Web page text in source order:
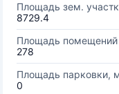
Площадь зем.
8729.4
Площадь
278
Площадь парковки,
0